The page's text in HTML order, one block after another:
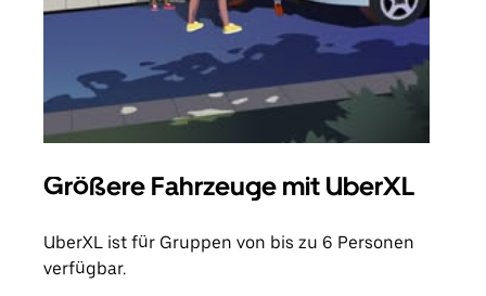
Größere Fahrzeuge mit UberXL
UberXL ist für Gruppen von bis zu 6 Personen
verfügbar.